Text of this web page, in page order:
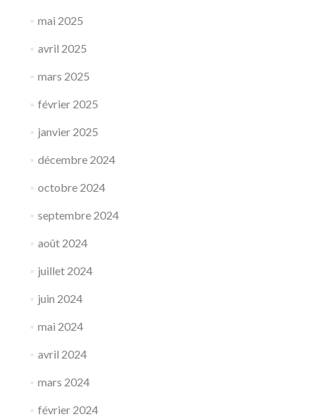
mai 2025
avril 2025
mars 2025
février 2025
janvier 2025
décembre 2024
octobre 2024
septembre 2024
août 2024
juillet 2024
juin 2024
mai 2024
avril 2024
mars 2024
février 2024